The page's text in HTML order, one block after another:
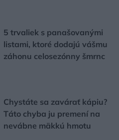
5 trvaliek s panašovanými
listami, ktoré dodajú vášmu
záhonu celosezónny šmrnc
Chystáte sa zavárať kápiu?
Táto chyba ju premení na
nevábne mäkkú hmotu